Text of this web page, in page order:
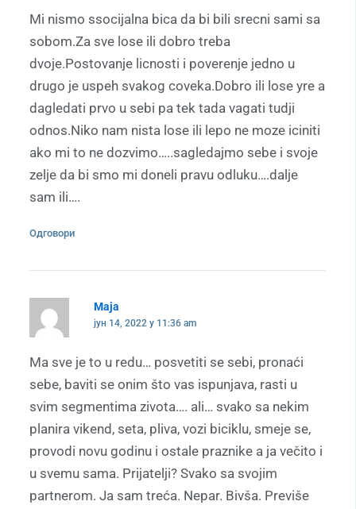
Mi nismo ssocijalna bica da bi bili srecni sami sa
sobom.Za sve lose ili dobro treba
dvoje.Postovanje licnosti i poverenje jedno u
drugo je uspeh svakog coveka.Dobro ili lose yre a
dagledati prvo u sebi pa tek tada vagati tudji
odnos.Niko nam nista lose ili lepo ne moze iciniti
ako mi to ne dozvimo…..sagledajmo sebe i svoje
zelje da bi smo mi doneli pravu odluku….dalje
sam ili….
Одговори
Maja
јун 14, 2022 у 11:36 am
Ma sve je to u redu… posvetiti se sebi, pronaći
sebe, baviti se onim što vas ispunjava, rasti u
svim segmentima zivota…. ali… svako sa nekim
planira vikend, seta, pliva, vozi biciklu, smeje se,
provodi novu godinu i ostale praznike a ja večito i
u svemu sama. Prijatelji? Svako sa svojim
partnerom. Ja sam treća. Nepar. Bivša. Previše